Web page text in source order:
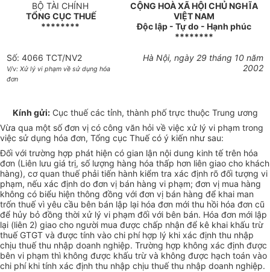
BỘ TÀI CHÍNH
TỔNG CỤC THUẾ
********
CỘNG HOÀ XÃ HỘI CHỦ NGHĨA
VIỆT NAM
Độc lập - Tự do - Hạnh phúc
********
Số: 4066 TCT/NV2
V/v: Xử lý vi phạm về sử dụng hóa
đơn
Hà Nội, ngày 29 tháng 10 năm
2002
Kính gửi:Cục thuế các tỉnh, thành phố trực thuộc Trung ương
Vừa qua một số đơn vị có công văn hỏi về việc xử lý vi phạm trong
việc sử dụng hóa đơn, Tổng cục Thuế có ý kiến như sau:
Đối với trường hợp phát hiện có gian lận nội dung kinh tế trên hóa
đơn (Liên lưu giá trị, số lượng hàng hóa thấp hơn liên giao cho khách
hàng), cơ quan thuế phải tiến hành kiểm tra xác định rõ đối tượng vi
phạm, nếu xác định do đơn vị bán hàng vi phạm; đơn vị mua hàng
không có biểu hiện thông đồng với đơn vị bán hàng để khai man
trốn thuế vì yêu cầu bên bán lập lại hóa đơn mới thu hồi hóa đơn cũ
để hủy bỏ đồng thời xử lý vi phạm đối với bên bán. Hóa đơn mới lập
lại (liên 2) giao cho người mua được chấp nhận để kê khai khấu trừ
thuế GTGT và được tính vào chi phí hợp lý khi xác định thu nhập
chịu thuế thu nhập doanh nghiệp. Trường hợp không xác định được
bên vi phạm thì không được khấu trừ và không được hạch toán vào
chi phí khi tính xác định thu nhập chịu thuế thu nhập doanh nghiệp.